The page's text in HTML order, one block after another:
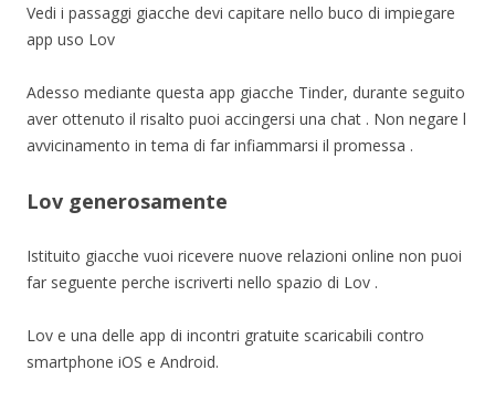
Vedi i passaggi giacche devi capitare nello buco di impiegare
app uso Lov
Adesso mediante questa app giacche Tinder, durante seguito
aver ottenuto il risalto puoi accingersi una chat . Non negare l
avvicinamento in tema di far infiammarsi il promessa .
Lov generosamente
Istituito giacche vuoi ricevere nuove relazioni online non puoi
far seguente perche iscriverti nello spazio di Lov .
Lov e una delle app di incontri gratuite scaricabili contro
smartphone iOS e Android.